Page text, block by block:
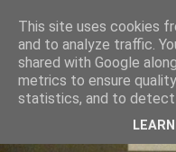
This site uses cookies
and to analyze traffic.
shared with Google
metrics to ensure
statistics, and to detect